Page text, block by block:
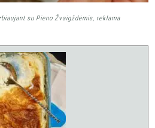
su Pieno Žvaigždėmis, reklama